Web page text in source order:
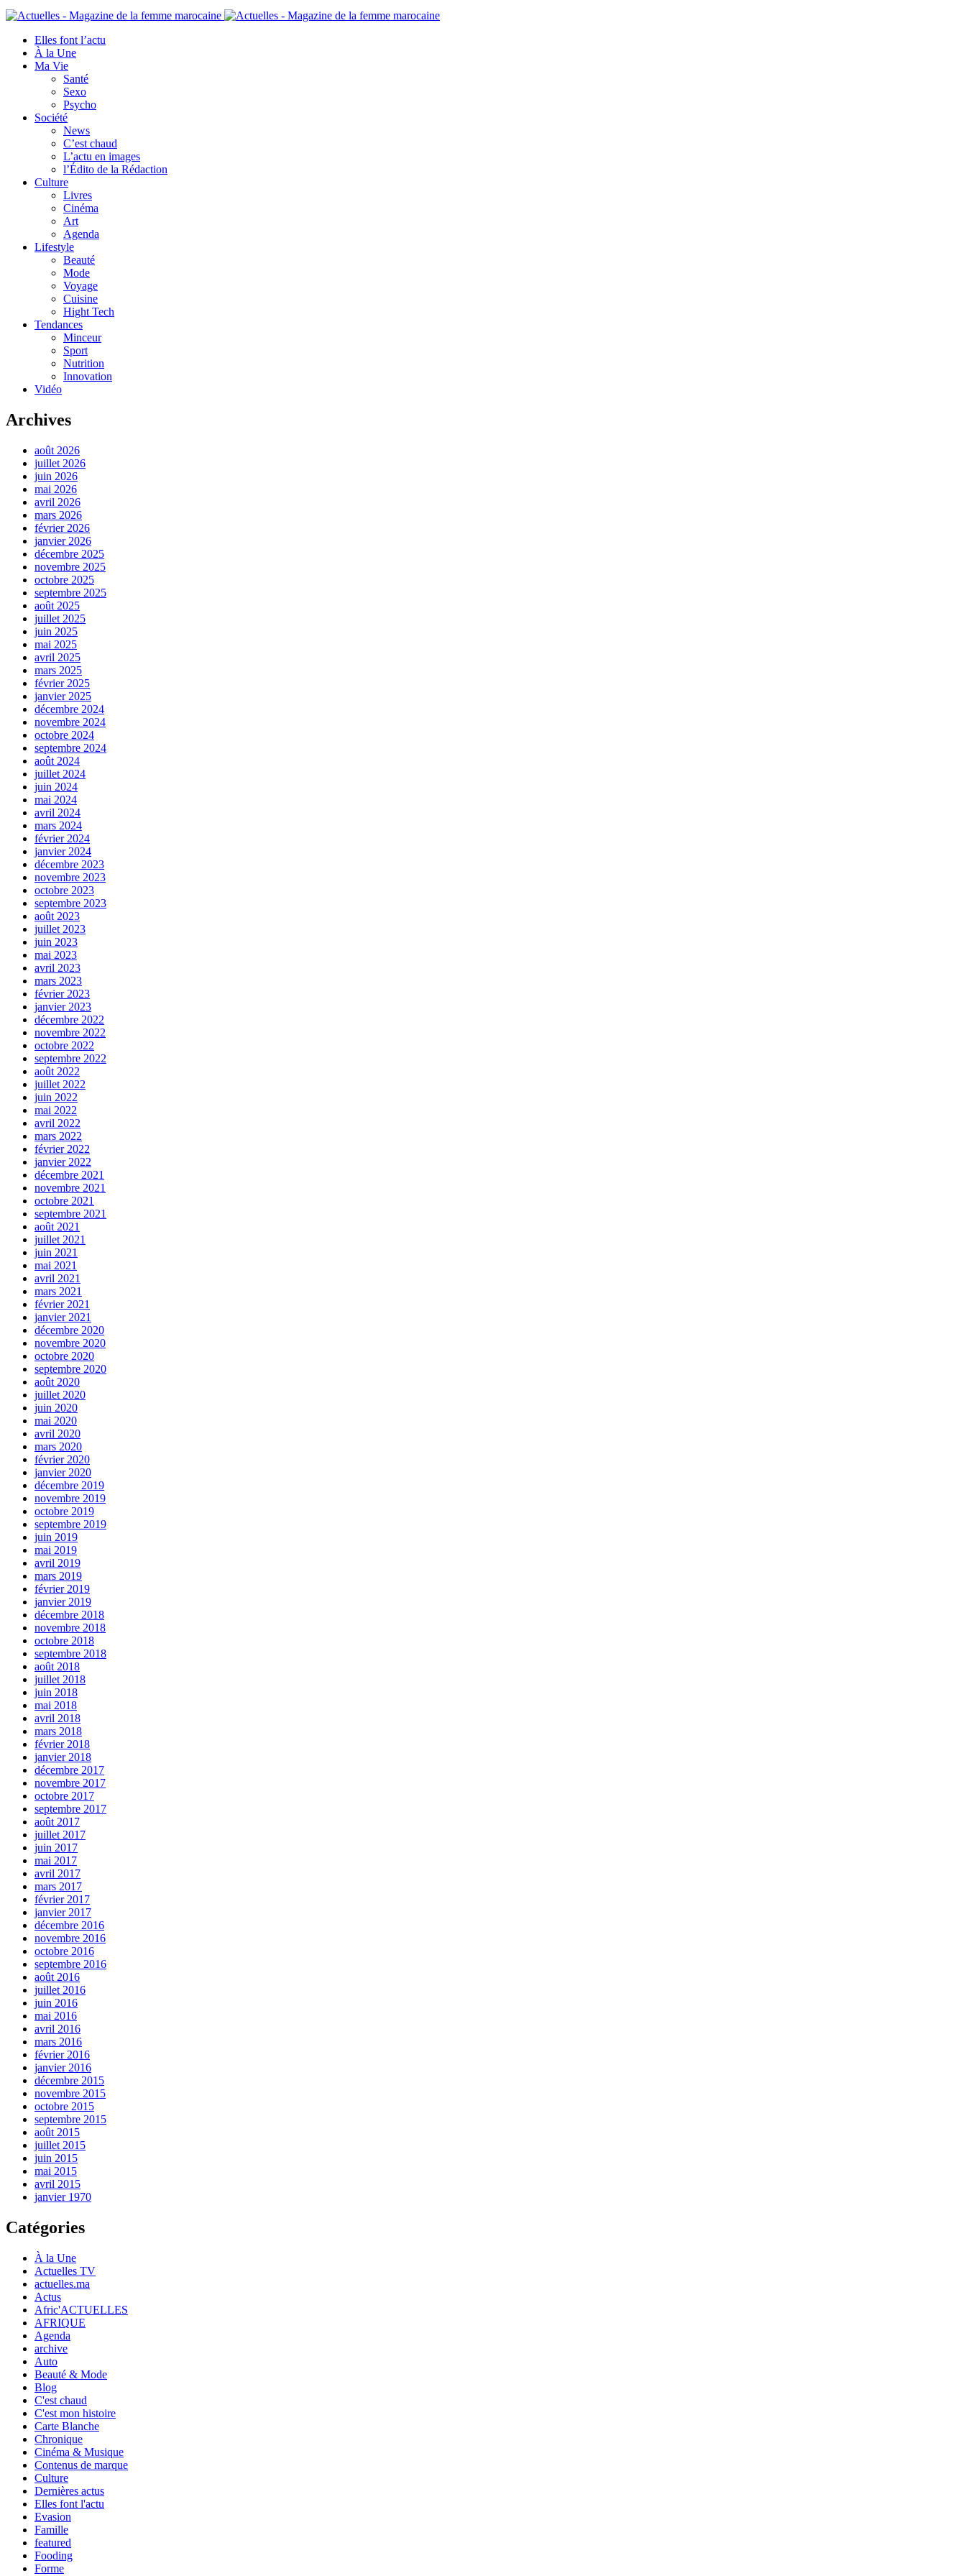
Elles font l’actu
À la Une
Ma Vie
Santé
Sexo
Psycho
Société
News
C’est chaud
L’actu en images
l’Édito de la Rédaction
Culture
Livres
Cinéma
Art
Agenda
Lifestyle
Beauté
Mode
Voyage
Cuisine
Hight Tech
Tendances
Minceur
Sport
Nutrition
Innovation
Vidéo
Archives
août 2026
juillet 2026
juin 2026
mai 2026
avril 2026
mars 2026
février 2026
janvier 2026
décembre 2025
novembre 2025
octobre 2025
septembre 2025
août 2025
juillet 2025
juin 2025
mai 2025
avril 2025
mars 2025
février 2025
janvier 2025
décembre 2024
novembre 2024
octobre 2024
septembre 2024
août 2024
juillet 2024
juin 2024
mai 2024
avril 2024
mars 2024
février 2024
janvier 2024
décembre 2023
novembre 2023
octobre 2023
septembre 2023
août 2023
juillet 2023
juin 2023
mai 2023
avril 2023
mars 2023
février 2023
janvier 2023
décembre 2022
novembre 2022
octobre 2022
septembre 2022
août 2022
juillet 2022
juin 2022
mai 2022
avril 2022
mars 2022
février 2022
janvier 2022
décembre 2021
novembre 2021
octobre 2021
septembre 2021
août 2021
juillet 2021
juin 2021
mai 2021
avril 2021
mars 2021
février 2021
janvier 2021
décembre 2020
novembre 2020
octobre 2020
septembre 2020
août 2020
juillet 2020
juin 2020
mai 2020
avril 2020
mars 2020
février 2020
janvier 2020
décembre 2019
novembre 2019
octobre 2019
septembre 2019
juin 2019
mai 2019
avril 2019
mars 2019
février 2019
janvier 2019
décembre 2018
novembre 2018
octobre 2018
septembre 2018
août 2018
juillet 2018
juin 2018
mai 2018
avril 2018
mars 2018
février 2018
janvier 2018
décembre 2017
novembre 2017
octobre 2017
septembre 2017
août 2017
juillet 2017
juin 2017
mai 2017
avril 2017
mars 2017
février 2017
janvier 2017
décembre 2016
novembre 2016
octobre 2016
septembre 2016
août 2016
juillet 2016
juin 2016
mai 2016
avril 2016
mars 2016
février 2016
janvier 2016
décembre 2015
novembre 2015
octobre 2015
septembre 2015
août 2015
juillet 2015
juin 2015
mai 2015
avril 2015
janvier 1970
Catégories
À la Une
Actuelles TV
actuelles.ma
Actus
Afric'ACTUELLES
AFRIQUE
Agenda
archive
Auto
Beauté & Mode
Blog
C'est chaud
C'est mon histoire
Carte Blanche
Chronique
Cinéma & Musique
Contenus de marque
Culture
Dernières actus
Elles font l'actu
Evasion
Famille
featured
Fooding
Forme